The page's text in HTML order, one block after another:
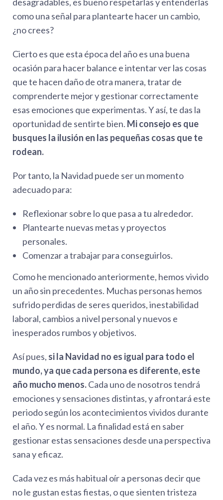
como una señal para plantearte hacer un cambio,
¿no crees?
Cierto es que esta época del año es una buena
ocasión para hacer balance e intentar ver las cosas
que te hacen daño de otra manera, tratar de
comprenderte mejor y gestionar correctamente
esas emociones que experimentas. Y así, te das la
oportunidad de sentirte bien. Mi consejo es que
busques la ilusión en las pequeñas cosas que te
rodean.
Por tanto, la Navidad puede ser un momento
adecuado para:
Reflexionar sobre lo que pasa a tu alrededor.
Plantearte nuevas metas y proyectos
personales.
Comenzar a trabajar para conseguirlos.
Como he mencionado anteriormente, hemos vivido
un año sin precedentes. Muchas personas hemos
sufrido perdidas de seres queridos, inestabilidad
laboral, cambios a nivel personal y nuevos e
inesperados rumbos y objetivos.
Así pues, si la Navidad no es igual para todo el
mundo, ya que cada persona es diferente, este
año mucho menos.Cada uno de nosotros tendrá
emociones y sensaciones distintas, y afrontará este
periodo según los acontecimientos vividos durante
el año. Y es normal. La finalidad está en saber
gestionar estas sensaciones desde una perspectiva
sana y eficaz.
Cada vez es más habitual oír a personas decir que
no le gustan estas fiestas, o que sienten tristeza